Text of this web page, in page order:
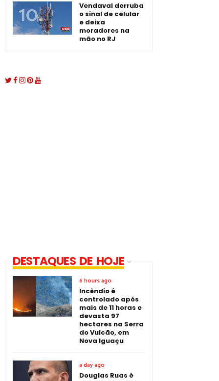
Vendaval derruba
o sinal de celular
e deixa
moradores na
mão no RJ
DESTAQUES DE HOJE
6 hours ago
Incêndio é
controlado após
mais de 11 horas e
devasta 97
hectares na Serra
do Vulcão, em
Nova Iguaçu
a day ago
Douglas Ruas é